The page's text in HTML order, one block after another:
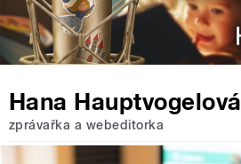
Hana Hauptvogelová
zprávařka a webeditorka